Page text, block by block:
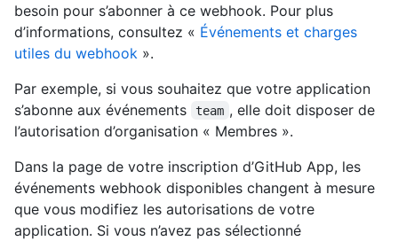
besoin pour s’abonner à ce webhook. Pour plus
d’informations, consultez « Événements et charges
utiles du webhook ».
Par exemple, si vous souhaitez que votre application
s’abonne aux événements
team , elle doit disposer de
l’autorisation d’organisation « Membres ».
Dans la page de votre inscription d’GitHub App, les
événements webhook disponibles changent à mesure
que vous modifiez les autorisations de votre
application. Si vous n’avez pas sélectionné